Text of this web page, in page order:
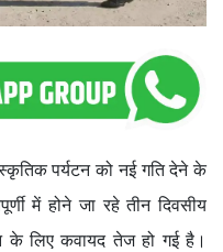
पर्यटन को नई गति देने के
में होने जा रहे तीन दिवसीय
के लिए कवायद तेज हो गई है।